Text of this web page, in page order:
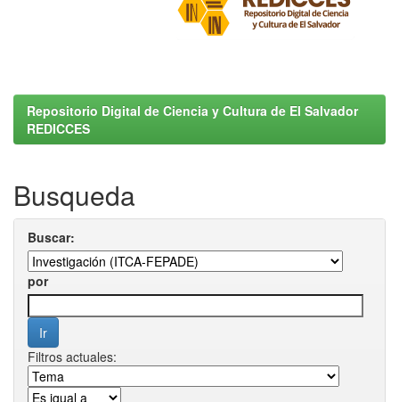
Repositorio Digital de Ciencia y Cultura de El Salvador
REDICCES
Busqueda
Buscar:
por
Filtros actuales: